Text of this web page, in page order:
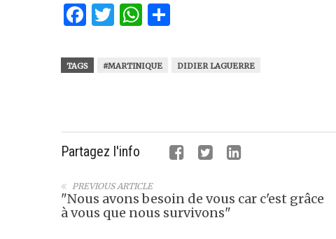
Facebook
Twitter
WhatsApp
TAGS #MARTINIQUE DIDIER LAGUERRE
Partagez l'info
PREVIOUS ARTICLE
"Nous avons besoin de vous car c'est grâce
à vous que nous survivons"